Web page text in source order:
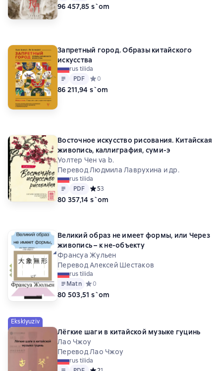
96 457,85 s`om
Запретный город. Образы китайского
искусства
rus tilida
Matn
PDF
PDF Средний рейтинг 0 на основе 0 оценок
0
86 211,94 s`om
Восточное искусство рисования. Китайская
живопись, каллиграфия, суми-э
Уолтер Чен va b.
Перевод Людмила Лаврухина и др.
rus tilida
Matn
PDF
PDF Средний рейтинг 5 на основе 3 оценок
53
80 357,14 s`om
Великий образ не имеет формы, или Через
живопись – к не-объекту
Франсуа Жульен
Перевод Алексей Шестаков
rus tilida
Matn Средний рейтинг 0 на основе 0 оценок
0
80 503,51 s`om
Eksklyuziv
Лëгкие шаги в китайской музыке гуцинь
Лао Чжоу
Перевод Лао Чжоу
rus tilida
Matn
PDF